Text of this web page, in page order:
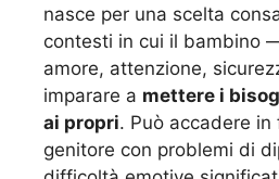
nasce per una scelta
contesti in cui il bambino
amore, attenzione,
imparare a mettere i
ai propri. Può accadere in
genitore con problemi di